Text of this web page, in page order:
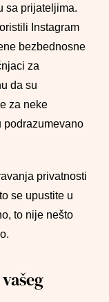
sa prijateljima.
Instagram
bezbednosne
za
da su
za neke
podrazumevano
privatnosti
se upustite u
to nije nešto